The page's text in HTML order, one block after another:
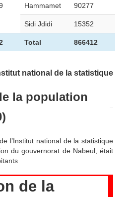
Total 866412
Hammamet 90277
Sidi Jdidi 15352
national de la statistique
la population
l’Institut national de la statistique
du gouvernorat de Nabeul, était
de la